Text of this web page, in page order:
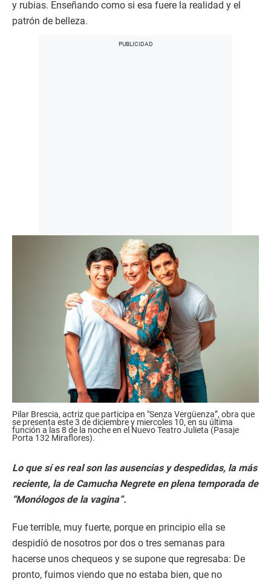
y rubias. Enseñando como si esa fuere la realidad y el
patrón de belleza.
Pilar Brescia, actriz que participa en "Senza Vergüenza”, obra que
se presenta este 3 de diciembre y miercoles 10, en su última
función a las 8 de la noche en el Nuevo Teatro Julieta (Pasaje
Porta 132 Miraflores).
Lo que sí es real son las ausencias y despedidas, la más
reciente, la de Camucha Negrete en plena temporada de
“Monólogos de la vagina”.
Fue terrible, muy fuerte, porque en principio ella se
despidíó de nosotros por dos o tres semanas para
hacerse unos chequeos y se supone que regresaba: De
pronto, fuimos viendo que no estaba bien, que no